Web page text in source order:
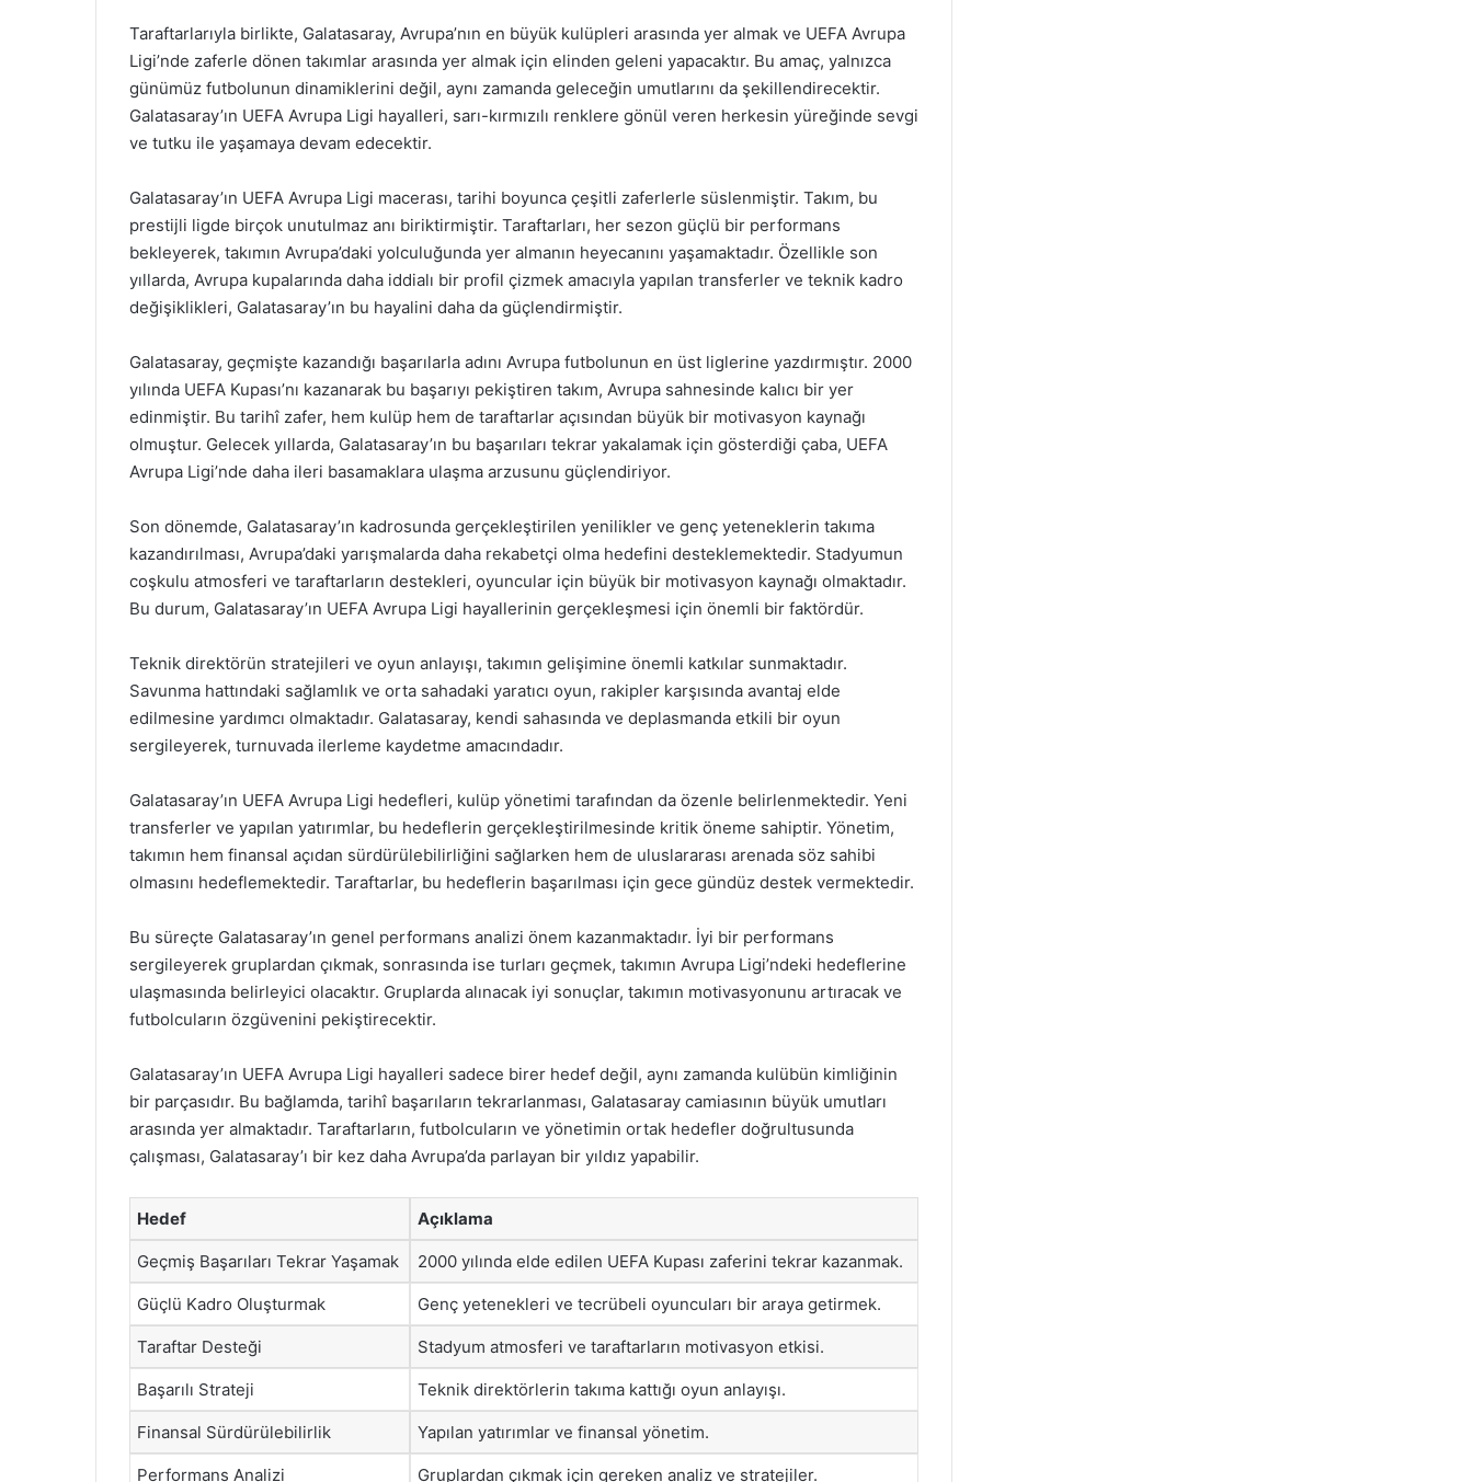
Taraftarlarıyla birlikte, Galatasaray, Avrupa’nın en büyük kulüpleri arasında yer almak ve UEFA Avrupa
Ligi’nde zaferle dönen takımlar arasında yer almak için elinden geleni yapacaktır. Bu amaç, yalnızca
günümüz futbolunun dinamiklerini değil, aynı zamanda geleceğin umutlarını da şekillendirecektir.
Galatasaray’ın UEFA Avrupa Ligi hayalleri, sarı-kırmızılı renklere gönül veren herkesin yüreğinde sevgi
ve tutku ile yaşamaya devam edecektir.
Galatasaray’ın UEFA Avrupa Ligi macerası, tarihi boyunca çeşitli zaferlerle süslenmiştir. Takım, bu
prestijli ligde birçok unutulmaz anı biriktirmiştir. Taraftarları, her sezon güçlü bir performans
bekleyerek, takımın Avrupa’daki yolculuğunda yer almanın heyecanını yaşamaktadır. Özellikle son
yıllarda, Avrupa kupalarında daha iddialı bir profil çizmek amacıyla yapılan transferler ve teknik kadro
değişiklikleri, Galatasaray’ın bu hayalini daha da güçlendirmiştir.
Galatasaray, geçmişte kazandığı başarılarla adını Avrupa futbolunun en üst liglerine yazdırmıştır. 2000
yılında UEFA Kupası’nı kazanarak bu başarıyı pekiştiren takım, Avrupa sahnesinde kalıcı bir yer
edinmiştir. Bu tarihî zafer, hem kulüp hem de taraftarlar açısından büyük bir motivasyon kaynağı
olmuştur. Gelecek yıllarda, Galatasaray’ın bu başarıları tekrar yakalamak için gösterdiği çaba, UEFA
Avrupa Ligi’nde daha ileri basamaklara ulaşma arzusunu güçlendiriyor.
Son dönemde, Galatasaray’ın kadrosunda gerçekleştirilen yenilikler ve genç yeteneklerin takıma
kazandırılması, Avrupa’daki yarışmalarda daha rekabetçi olma hedefini desteklemektedir. Stadyumun
coşkulu atmosferi ve taraftarların destekleri, oyuncular için büyük bir motivasyon kaynağı olmaktadır.
Bu durum, Galatasaray’ın UEFA Avrupa Ligi hayallerinin gerçekleşmesi için önemli bir faktördür.
Teknik direktörün stratejileri ve oyun anlayışı, takımın gelişimine önemli katkılar sunmaktadır.
Savunma hattındaki sağlamlık ve orta sahadaki yaratıcı oyun, rakipler karşısında avantaj elde
edilmesine yardımcı olmaktadır. Galatasaray, kendi sahasında ve deplasmanda etkili bir oyun
sergileyerek, turnuvada ilerleme kaydetme amacındadır.
Galatasaray’ın UEFA Avrupa Ligi hedefleri, kulüp yönetimi tarafından da özenle belirlenmektedir. Yeni
transferler ve yapılan yatırımlar, bu hedeflerin gerçekleştirilmesinde kritik öneme sahiptir. Yönetim,
takımın hem finansal açıdan sürdürülebilirliğini sağlarken hem de uluslararası arenada söz sahibi
olmasını hedeflemektedir. Taraftarlar, bu hedeflerin başarılması için gece gündüz destek vermektedir.
Bu süreçte Galatasaray’ın genel performans analizi önem kazanmaktadır. İyi bir performans
sergileyerek gruplardan çıkmak, sonrasında ise turları geçmek, takımın Avrupa Ligi’ndeki hedeflerine
ulaşmasında belirleyici olacaktır. Gruplarda alınacak iyi sonuçlar, takımın motivasyonunu artıracak ve
futbolcuların özgüvenini pekiştirecektir.
Galatasaray’ın UEFA Avrupa Ligi hayalleri sadece birer hedef değil, aynı zamanda kulübün kimliğinin
bir parçasıdır. Bu bağlamda, tarihî başarıların tekrarlanması, Galatasaray camiasının büyük umutları
arasında yer almaktadır. Taraftarların, futbolcuların ve yönetimin ortak hedefler doğrultusunda
çalışması, Galatasaray’ı bir kez daha Avrupa’da parlayan bir yıldız yapabilir.
Hedef Açıklama
Geçmiş Başarıları Tekrar Yaşamak 2000 yılında elde edilen UEFA Kupası zaferini tekrar kazanmak.
Güçlü Kadro Oluşturmak Genç yetenekleri ve tecrübeli oyuncuları bir araya getirmek.
Taraftar Desteği Stadyum atmosferi ve taraftarların motivasyon etkisi.
Başarılı Strateji Teknik direktörlerin takıma kattığı oyun anlayışı.
Finansal Sürdürülebilirlik Yapılan yatırımlar ve finansal yönetim.
Performans Analizi Gruplardan çıkmak için gereken analiz ve stratejiler.